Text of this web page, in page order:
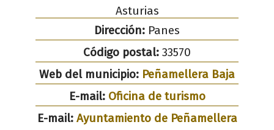
Asturias
Dirección: Panes
Código postal: 33570
Web del municipio: Peñamellera Baja
E-mail: Oficina de turismo
E-mail: Ayuntamiento de Peñamellera